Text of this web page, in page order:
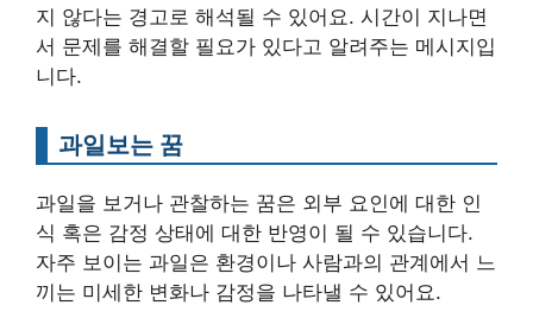
지 않다는 경고로 해석될 수 있어요. 시간이 지나면
서 문제를 해결할 필요가 있다고 알려주는 메시지입
니다.
과일보는 꿈
과일을 보거나 관찰하는 꿈은 외부 요인에 대한 인
식 혹은 감정 상태에 대한 반영이 될 수 있습니다.
자주 보이는 과일은 환경이나 사람과의 관계에서 느
끼는 미세한 변화나 감정을 나타낼 수 있어요.